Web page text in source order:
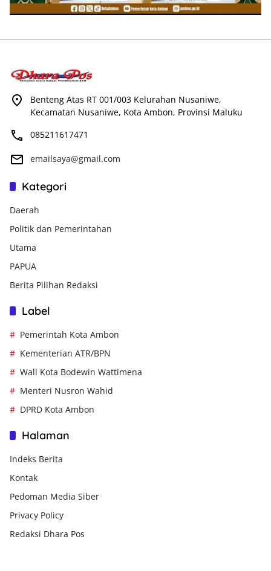
Benteng Atas RT 001/003 Kelurahan Nusaniwe,
Kecamatan Nusaniwe, Kota Ambon, Provinsi Maluku
085211617471
emailsaya@gmail.com
Kategori
Daerah
Politik dan Pemerintahan
Utama
PAPUA
Berita Pilihan Redaksi
Label
Pemerintah Kota Ambon
Kementerian ATR/BPN
Wali Kota Bodewin Wattimena
Menteri Nusron Wahid
DPRD Kota Ambon
Halaman
Indeks Berita
Kontak
Pedoman Media Siber
Privacy Policy
Redaksi Dhara Pos